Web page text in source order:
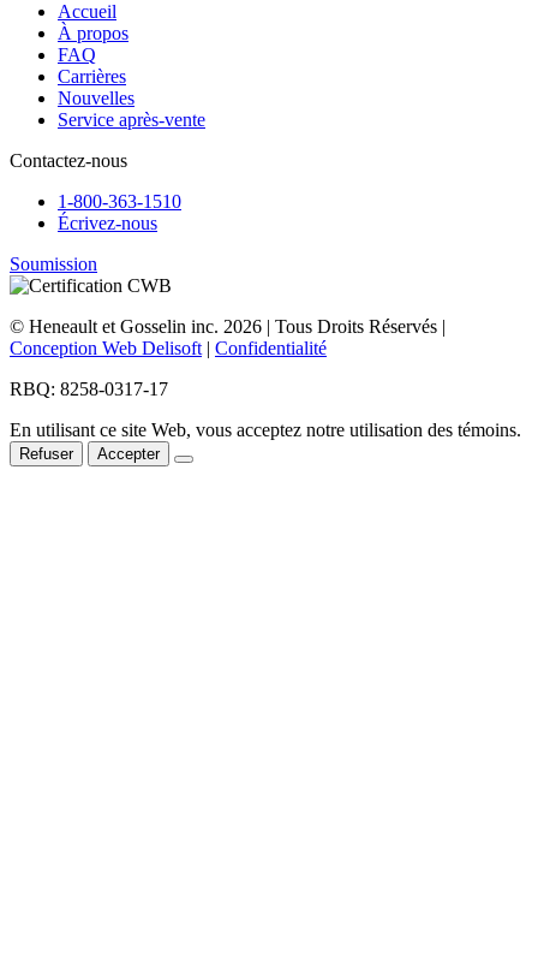
Accueil
À propos
FAQ
Carrières
Nouvelles
Service après-vente
Contactez-nous
1-800-363-1510
Écrivez-nous
Soumission
© Heneault et Gosselin inc. 2026 | Tous Droits Réservés |
Conception Web Delisoft | Confidentialité
RBQ: 8258-0317-17
En utilisant ce site Web, vous acceptez notre utilisation des témoins.
Refuser Accepter